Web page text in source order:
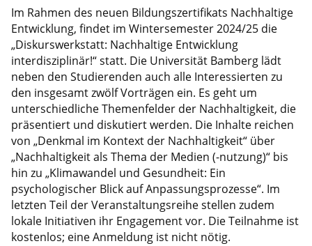
Im Rahmen des neuen Bildungszertifikats Nachhaltige
Entwicklung, findet im Wintersemester 2024/25 die
„Diskurswerkstatt: Nachhaltige Entwicklung
interdisziplinär!“ statt. Die Universität Bamberg lädt
neben den Studierenden auch alle Interessierten zu
den insgesamt zwölf Vorträgen ein. Es geht um
unterschiedliche Themenfelder der Nachhaltigkeit, die
präsentiert und diskutiert werden. Die Inhalte reichen
von „Denkmal im Kontext der Nachhaltigkeit“ über
„Nachhaltigkeit als Thema der Medien (-nutzung)“ bis
hin zu „Klimawandel und Gesundheit: Ein
psychologischer Blick auf Anpassungsprozesse“. Im
letzten Teil der Veranstaltungsreihe stellen zudem
lokale Initiativen ihr Engagement vor. Die Teilnahme ist
kostenlos; eine Anmeldung ist nicht nötig.